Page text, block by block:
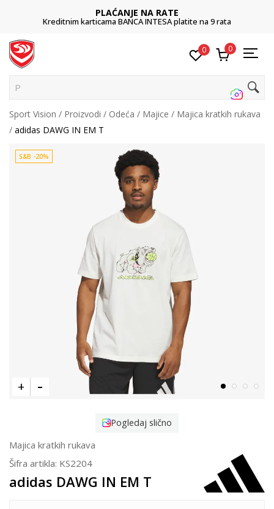
PLAĆANJE NA RATE
Kreditnim karticama BANCA INTESA platite na 9 rata
0 0
Pretr
Sport Vision Proizvodi Odeća Majice
Majica kratkih rukava
adidas DAWG IN EM T
S&B -20%
Pogledaj slično
Majica kratkih rukava
Šifra artikla: KS2204
adidas DAWG IN EM T